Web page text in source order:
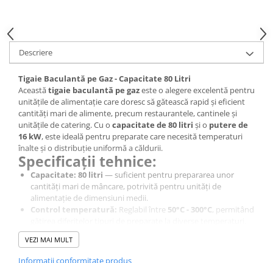
Fry top / Gratar cu roca vulcanica
Masina de fiert paste
Aparate de mentinut cartofii la cald
Plan cald
Plita cu inductie
Masini de preparare
Masina de taiat legume si discuri
de feliere
Cuttere
Feliator mezeluri - Feliator carne
Masina de curatat cartofi
Masina de tocat carne si Masina
de razuit
Descriere
Tigaie Baculantă pe Gaz - Capacitate 80 Litri
Aceastătigaie baculantă pe gazeste o alegere excelentă pentru
unitățile de alimentație care doresc să gătească rapid și eficient
cantități mari de alimente, precum restaurantele, cantinele și
unitățile de catering. Cu o capacitate de 80 litri și o putere de
16 kW, este ideală pentru preparate care necesită temperaturi
înalte și o distribuție uniformă a căldurii.
Specificații tehnice:
Capacitate: 80 litri — suficient pentru prepararea unor
cantități mari de mâncare, potrivită pentru unități de
alimentație de dimensiuni medii.
Control temperatură: Reglabil între 50°C - 300°C, permitând
Cuva din inox:
la uzură și ușor de curățat, fiind un material excelent pentru
utilizarea intensă.
VEZI MAI MULT
Informatii conformitate produs